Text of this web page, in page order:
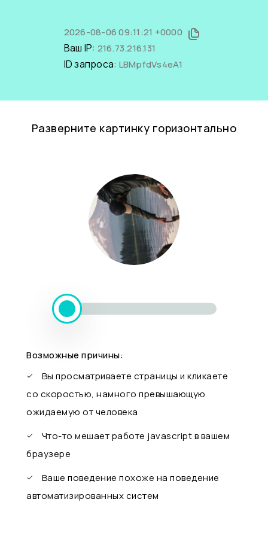
2026-08-06 09:11:21 +0000
Ваш IP: 216.73.216.131
ID запроса: LBMpfdVs4eA1
Разверните картинку горизонтально
Возможные причины:
Вы просматриваете страницы и кликаете
со скоростью, намного превышающую
ожидаемую от человека
Что-то мешает работе javascript в вашем
браузере
Ваше поведение похоже на поведение
автоматизированных систем